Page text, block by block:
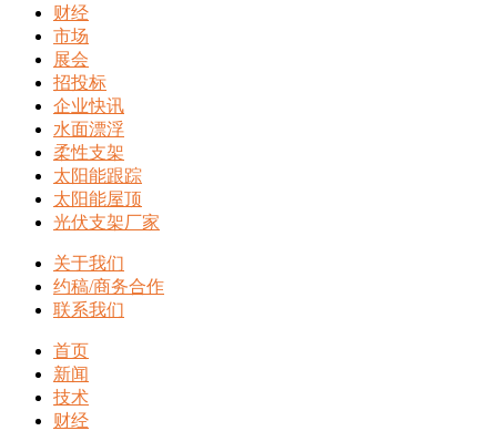
财经
市场
展会
招投标
企业快讯
水面漂浮
柔性支架
太阳能跟踪
太阳能屋顶
光伏支架厂家
关于我们
约稿/商务合作
联系我们
首页
新闻
技术
财经